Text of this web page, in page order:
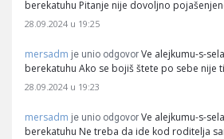
berekatuhu Pitanje nije dovoljno
28.09.2024 u 19:25
mersadm je unio odgovor Ve alejkumu-s-
berekatuhu Ako se bojiš štete po sebe nije
28.09.2024 u 19:23
mersadm je unio odgovor Ve alejkumu-s-
berekatuhu Ne treba da ide kod roditelja